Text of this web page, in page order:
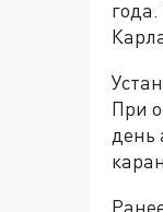
При
день